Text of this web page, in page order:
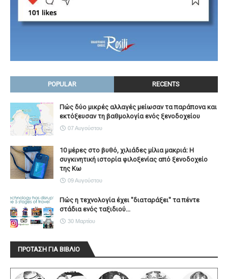
POPULAR RECENTS
Πώς δύο μικρές αλλαγές μείωσαν τα παράπονα και
εκτόξευσαν τη βαθμολογία ενός ξενοδοχείου
07 Αυγούστου
10 μέρες στο βυθό, χιλιάδες μίλια μακριά: Η
συγκινητική ιστορία φιλοξενίας από ξενοδοχείο
της Κω
09 Αυγούστου
Πώς η τεχνολογία έχει ''διαταράξει'' τα πέντε
στάδια ενός ταξιδιού...
30 Μαρτίου
ΠΡΟΤΑΣΗ ΓΙΑ ΒΙΒΛΙΟ